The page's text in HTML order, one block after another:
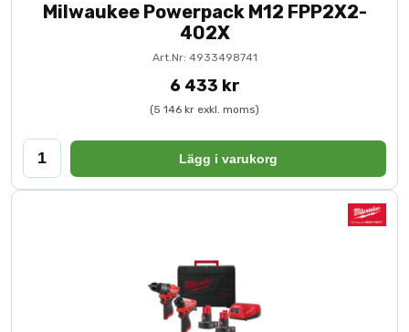
Milwaukee Powerpack M12 FPP2X2-
402X
Art.Nr: 4933498741
6 433 kr
(5 146 kr exkl. moms)
Lägg i varukorg